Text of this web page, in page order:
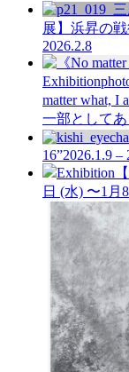
展】浜昇の
2026.2.8
Exhibition
matter what, I
一部としてあ
16”2026.1.9 –
Exhibition
日 (水) 〜1月